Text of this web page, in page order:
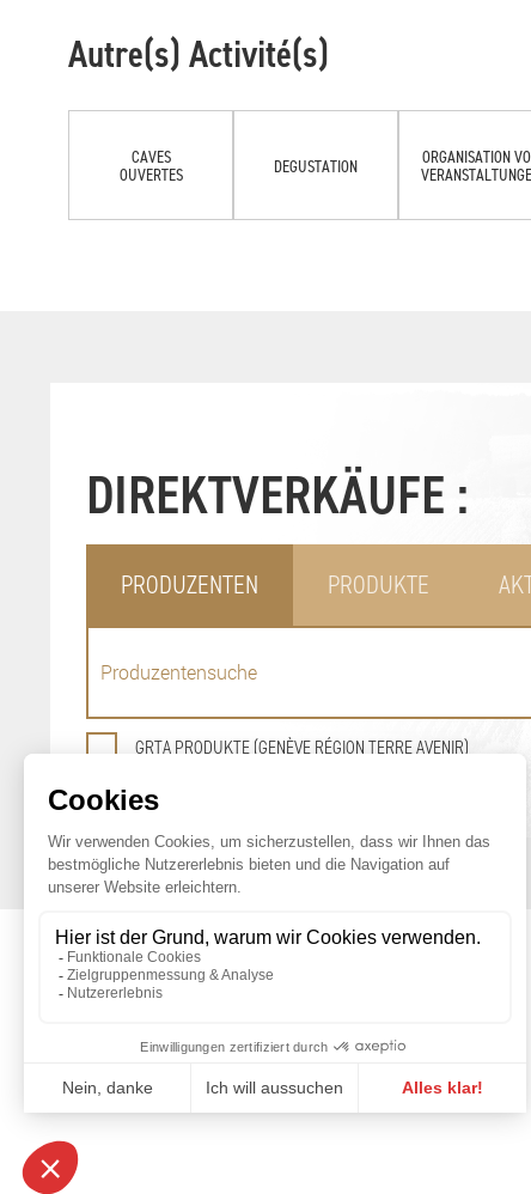
Autre(s) Activité(s)
CAVES
OUVERTES
DEGUSTATION
ORGANISATION
DIREKTVERKÄUFE :
PRODUZENTEN PRODUKTE
GRTA PRODUKTE (GENÈVE RÉGION TERRE AVENIR)
OFFICE DE PROMOTION
DES PRODUITS AGRICOLES DE GENÈVE
Maison du Terroir
1233 Bernex
Tél: 022 388 71 55
info@geneveterroir.ge.ch